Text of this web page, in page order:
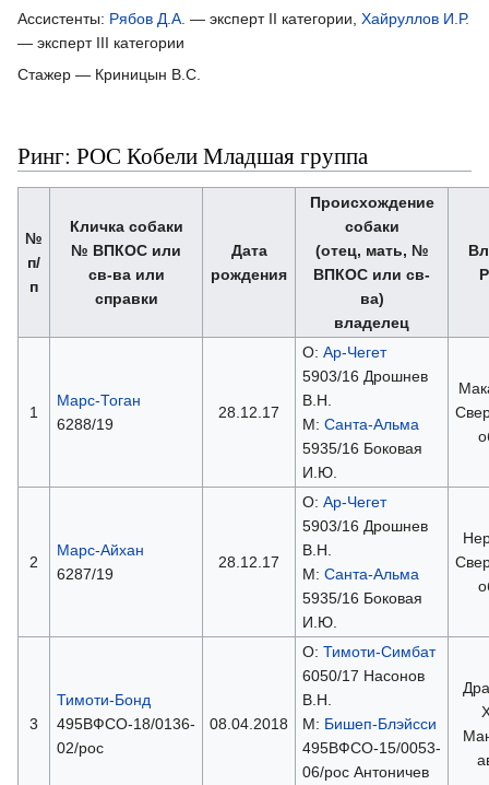
Ассистенты: Рябов Д.А. — эксперт II категории, Хайруллов И.Р.
— эксперт III категории
Стажер — Криницын В.С.
Ринг: РОС Кобели Младшая группа
№
п/
п
Кличка собаки
№ ВПКОС или
св-ва или
справки
Дата
рождения
Происхождение
собаки
(отец, мать, №
ВПКОС или св-
ва)
владелец
1
Марс-Тоган
6288/19
28.12.17
О: Ар-Чегет
5903/16 Дрошнев
В.Н.
М: Санта-Альма
5935/16 Боковая
И.Ю.
2
Марс-Айхан
6287/19
28.12.17
О: Ар-Чегет
5903/16 Дрошнев
В.Н.
М: Санта-Альма
5935/16 Боковая
И.Ю.
3
Тимоти-Бонд
495ВФСО-18/0136-
02/рос
08.04.2018
О: Тимоти-Симбат
6050/17 Насонов
В.Н.
М: Бишеп-Блэйсси
495ВФСО-15/0053-
06/рос Антоничев